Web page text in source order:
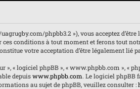
phpbb3.2 »), vous acceptez
ces conditions à tout moment et ferons tout
votre acceptation d’être légalement lié
», « logiciel phpBB », « www.phpbb.com », «
depuiswww.phpbb.com. Le logiciel phpBB
au sujet de phpBB, veuillez consulter :